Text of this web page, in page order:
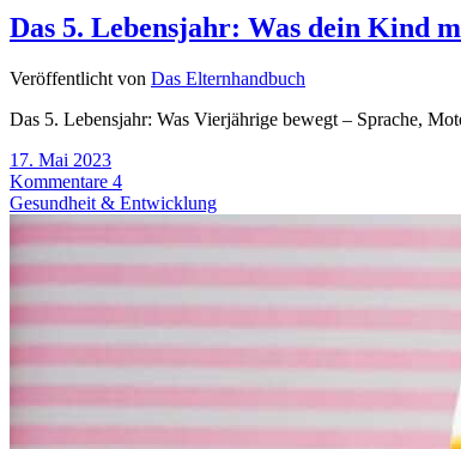
Das 5. Lebensjahr: Was dein Kind
Veröffentlicht von Das Elternhandbuch
Das 5. Lebensjahr: Was Vierjährige bewegt – Sprache,
17. Mai 2023
Kommentare 4
Gesundheit & Entwicklung